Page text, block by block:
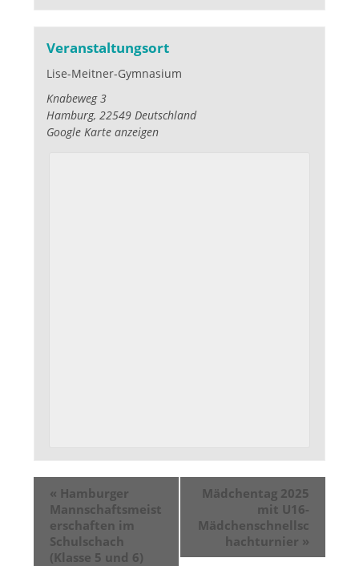
Veranstaltungsort
Lise-Meitner-Gymnasium
Knabeweg 3
Hamburg, 22549 Deutschland
Google Karte anzeigen
« Hamburger
Mannschaftsmeist
erschaften im
Schulschach
(Klasse 5 und 6)
Mädchentag 2025
mit U16-
Mädchenschnellsc
hachturnier »